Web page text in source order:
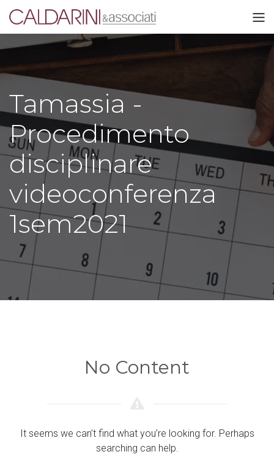
Tamassia -
Procedimento
disciplinare
videoconferenza
1sem2021
No Content
It seems we can’t find what you’re looking for. Perhaps
searching can help.